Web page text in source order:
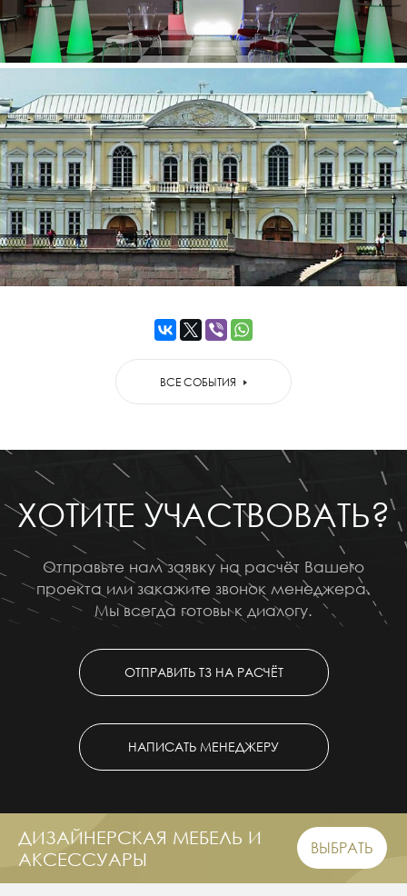
ВСЕ СОБЫТИЯ
ХОТИТЕ УЧАСТВОВАТЬ?
Отправьте нам заявку на расчёт Вашего
проекта или закажите звонок менеджера.
Мы всегда готовы к диалогу.
ОТПРАВИТЬ ТЗ НА РАСЧЁТ
НАПИСАТЬ МЕНЕДЖЕРУ
ДИЗАЙНЕРСКАЯ МЕБЕЛЬ И
АКСЕССУАРЫ
ВЫБРАТЬ